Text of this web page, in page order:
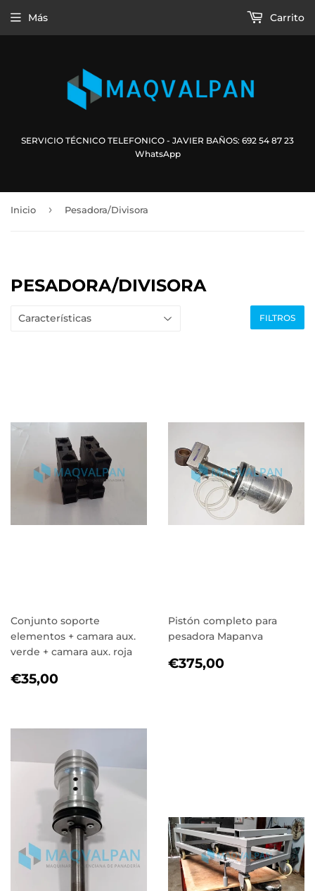
SERVICIO TÉCNICO TELEFONICO - JAVIER BAÑOS: 692 54 87 23
WhatsApp
Más Carrito
Inicio › Pesadora/Divisora
PESADORA/DIVISORA
FILTROS
Conjunto soporte
elementos + camara aux.
verde + camara aux. roja
PRECIO
€35,00
Pistón completo para
pesadora Mapanva
PRECIO
€375,00